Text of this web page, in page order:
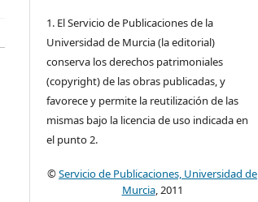
1. El Servicio de Publicaciones de la
Universidad de Murcia (la editorial)
conserva los derechos patrimoniales
(copyright) de las obras publicadas, y
favorece y permite la reutilización de las
mismas bajo la licencia de uso indicada en
el punto 2.
©Servicio de Publicaciones, Universidad de
Murcia, 2011